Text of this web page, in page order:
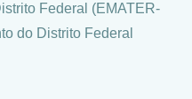
Federal (EMATER-
do Distrito Federal